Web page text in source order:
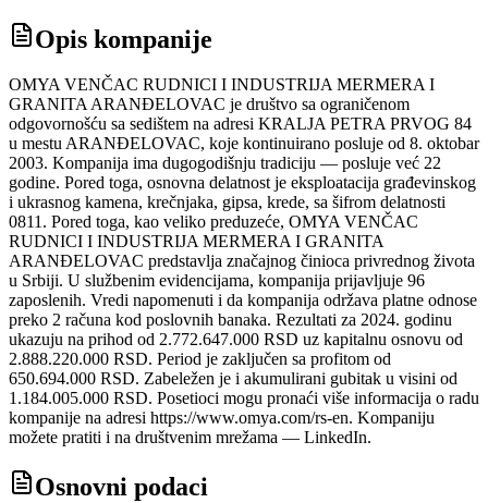
Opis kompanije
OMYA VENČAC RUDNICI I INDUSTRIJA MERMERA I
GRANITA ARANĐELOVAC je društvo sa ograničenom
odgovornošću sa sedištem na adresi KRALJA PETRA PRVOG 84
u mestu ARANĐELOVAC, koje kontinuirano posluje od 8. oktobar
2003. Kompanija ima dugogodišnju tradiciju — posluje već 22
godine. Pored toga, osnovna delatnost je eksploatacija građevinskog
i ukrasnog kamena, krečnjaka, gipsa, krede, sa šifrom delatnosti
0811. Pored toga, kao veliko preduzeće, OMYA VENČAC
RUDNICI I INDUSTRIJA MERMERA I GRANITA
ARANĐELOVAC predstavlja značajnog činioca privrednog života
u Srbiji. U službenim evidencijama, kompanija prijavljuje 96
zaposlenih. Vredi napomenuti i da kompanija održava platne odnose
preko 2 računa kod poslovnih banaka. Rezultati za 2024. godinu
ukazuju na prihod od 2.772.647.000 RSD uz kapitalnu osnovu od
2.888.220.000 RSD. Period je zaključen sa profitom od
650.694.000 RSD. Zabeležen je i akumulirani gubitak u visini od
1.184.005.000 RSD. Posetioci mogu pronaći više informacija o radu
kompanije na adresi https://www.omya.com/rs-en. Kompaniju
možete pratiti i na društvenim mrežama — LinkedIn.
Osnovni podaci